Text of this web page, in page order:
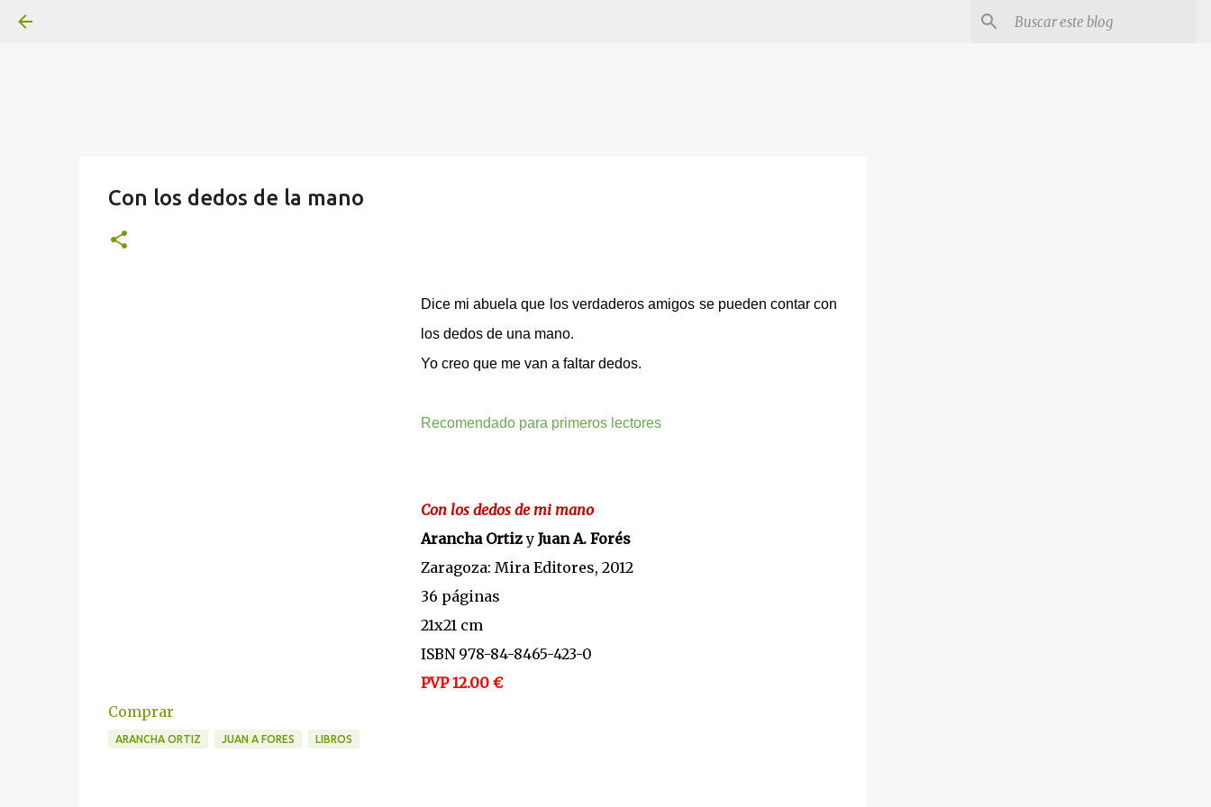
Con los dedos de la mano
Dice mi abuela que los verdaderos amigos se pueden contar con
los dedos de una mano.
Yo creo que me van a faltar dedos.
Recomendado para primeros lectores
Con los dedos de mi mano
Arancha OrtizyJuan A. Forés
Zaragoza: Mira Editores, 2012
36 páginas
21x21 cm
ISBN 978-84-8465-423-0
PVP 12.00 €
Comprar
ARANCHA ORTIZ JUAN A FORES LIBROS